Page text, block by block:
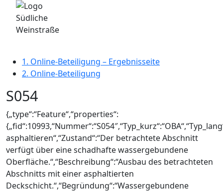
1. Online-Beteiligung – Ergebnisseite
2. Online-Beteiligung
S054
{„type“:“Feature“,“properties“:
asphaltieren“,“Zustand“:“Der betrachtete Abschnitt
verfügt über eine schadhafte wassergebundene
Oberfläche.“,“Beschreibung“:“Ausbau des betrachteten
Abschnitts mit einer asphaltierten
Deckschicht.“,“Begründung“:“Wassergebundene